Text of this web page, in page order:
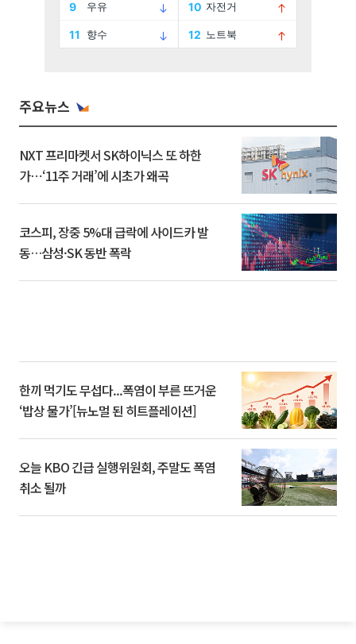
주요뉴스
NXT 프리마켓서 SK하이닉스 또 하한
가⋯‘11주 거래’에 시초가 왜곡
코스피, 장중 5%대 급락에 사이드카 발
동…삼성·SK 동반 폭락
한끼 먹기도 무섭다...폭염이 부른 뜨거운
‘밥상 물가’[뉴노멀 된 히트플레이션]
오늘 KBO 긴급 실행위원회, 주말도 폭염
취소 될까